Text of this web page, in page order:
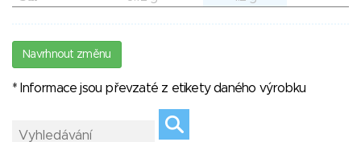
Navrhnout změnu
* Informace jsou převzaté z etikety daného výrobku